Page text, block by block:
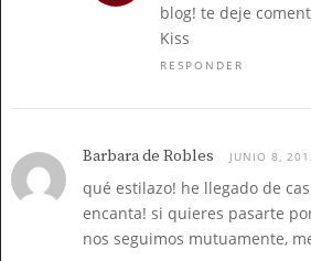
blog! te deje
Kiss
RESPONDER
Barbara de Robles JUNIO 8,
qué estilazo! he llegado de
encanta! si quieres pasarte
nos seguimos mutuamente,